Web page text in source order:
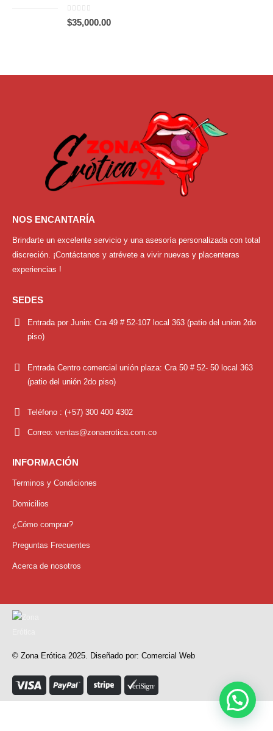
0out of 5
$35,000.00
NOS ENCANTARÍA
Brindarte un excelente servicio y una asesoría personalizada con total
discreción. ¡Contáctanos y atrévete a vivir nuevas y placenteras
experiencias !
SEDES
Entrada por Junin: Cra 49 # 52-107 local 363 (patio del union 2do
piso)
Entrada Centro comercial unión plaza: Cra 50 # 52- 50 local 363
(patio del unión 2do piso)
Teléfono : (+57) 300 400 4302
Correo: ventas@zonaerotica.com.co
INFORMACIÓN
Terminos y Condiciones
Domicilios
¿Cómo comprar?
Preguntas Frecuentes
Acerca de nosotros
© Zona Erótica 2025. Diseñado por: Comercial Web